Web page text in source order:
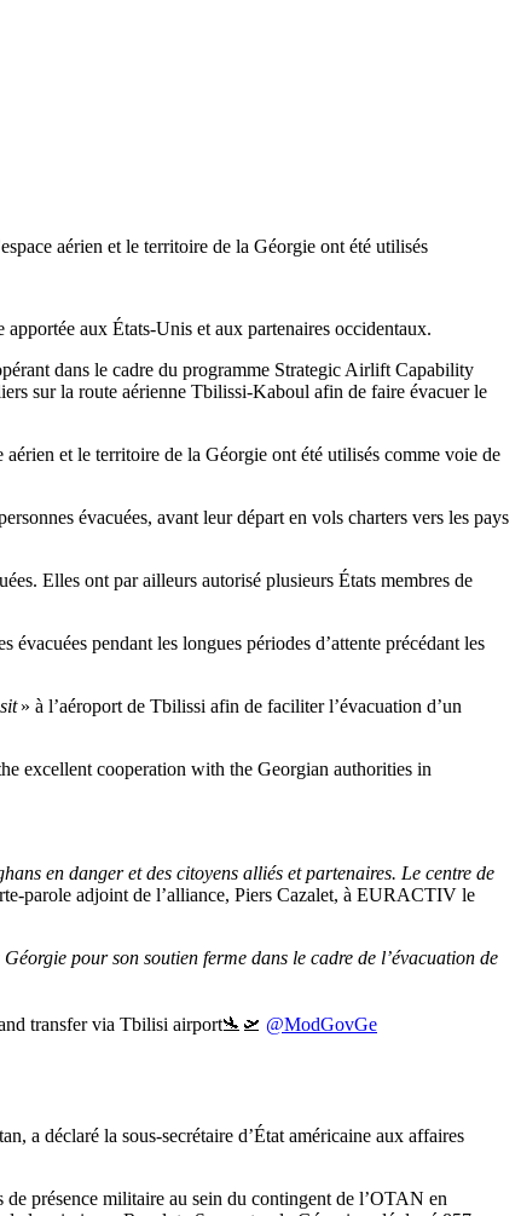
aérien et le territoire de la Géorgie ont été utilisés
aux États-Unis et aux partenaires occidentaux.
dans le cadre du programme Strategic Airlift Capability
sur la route aérienne Tbilissi-Kaboul afin de faire évacuer le
et le territoire de la Géorgie ont été utilisés comme voie de
évacuées, avant leur départ en vols charters vers les pays
Elles ont par ailleurs autorisé plusieurs États membres de
pendant les longues périodes d’attente précédant les
» à l’aéroport de Tbilissi afin de faciliter l’évacuation d’un
excellent cooperation with the Georgian authorities in
en danger et des citoyens alliés et partenaires. Le centre de
parole adjoint de l’alliance, Piers Cazalet, à EURACTIV le
pour son soutien ferme dans le cadre de l’évacuation de
transfer via Tbilisi airport🛬🛫 @ModGovGe
a déclaré la sous-secrétaire d’État américaine aux affaires
présence militaire au sein du contingent de l’OTAN en